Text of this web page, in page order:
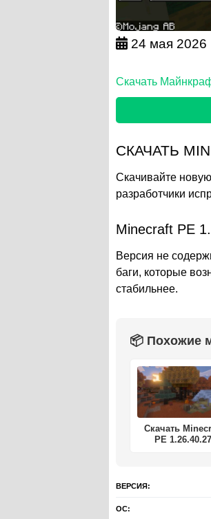
24 мая 2026
Скачать
СКАЧАТЬ
Скачивайте
разработчики
Minecraft PE
Версия не
баги, которые
стабильнее.
📦 Похожие
Скачать
PE 1.26.40.27
ВЕРСИЯ:
ОС: